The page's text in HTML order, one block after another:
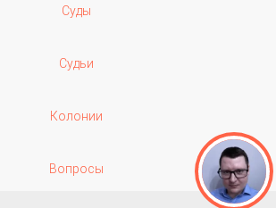
Суды
Судьи
Колонии
Вопросы